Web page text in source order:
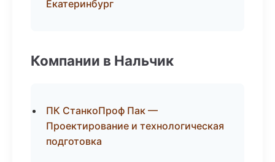
Екатеринбург
Компании в Нальчик
ПК СтанкоПроф Пак —
Проектирование и технологическая
подготовка